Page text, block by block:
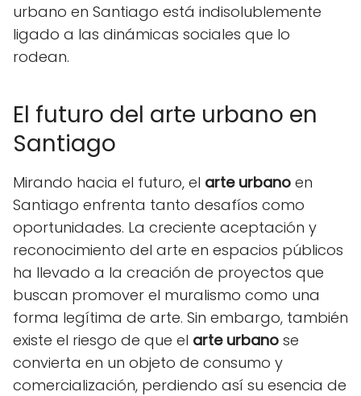
urbano en Santiago está indisolublemente
ligado a las dinámicas sociales que lo
rodean.
El futuro del arte urbano en
Santiago
Mirando hacia el futuro, el arte urbano en
Santiago enfrenta tanto desafíos como
oportunidades. La creciente aceptación y
reconocimiento del arte en espacios públicos
ha llevado a la creación de proyectos que
buscan promover el muralismo como una
forma legítima de arte. Sin embargo, también
existe el riesgo de que el arte urbano se
convierta en un objeto de consumo y
comercialización, perdiendo así su esencia de